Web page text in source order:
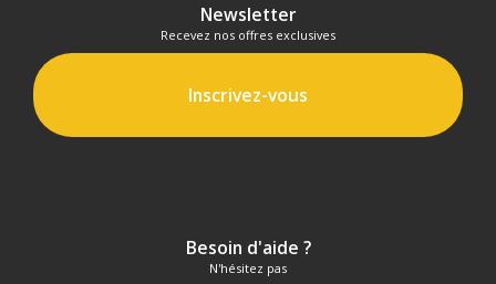
Newsletter
Recevez nos offres exclusives
Inscrivez-vous
Besoin d'aide ?
N'hésitez pas